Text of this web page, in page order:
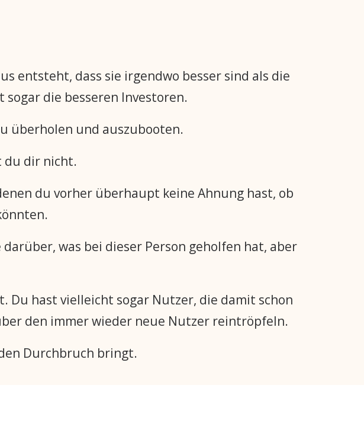
entsteht, dass sie irgendwo besser sind als die
sogar die besseren Investoren.
überholen und auszubooten.
du dir nicht.
du vorher überhaupt keine Ahnung hast, ob
was bei dieser Person geholfen hat, aber
Du hast vielleicht sogar Nutzer, die damit schon
den immer wieder neue Nutzer reintröpfeln.
Durchbruch bringt.